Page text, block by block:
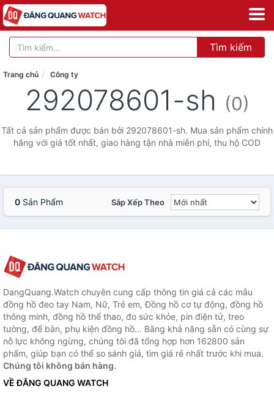
Tìm kiếm
Trang chủ Công ty
292078601-sh (0)
Tất cả sản phẩm được bán bởi 292078601-sh. Mua sản phẩm chính
hãng với giá tốt nhất, giao hàng tận nhà miễn phí, thu hộ COD
0 Sản Phẩm Sắp Xếp Theo
DangQuang.Watch chuyên cung cấp thông tin giá cả các mẫu
đồng hồ đeo tay Nam, Nữ, Trẻ em, Đồng hồ cơ tự động, đồng hồ
thông minh, đồng hồ thể thao, đo sức khỏe, pin điện tử, treo
tường, để bàn, phụ kiện đồng hồ... Bằng khả năng sẵn có cùng sự
nỗ lực không ngừng, chúng tôi đã tổng hợp hơn 162800 sản
phẩm, giúp bạn có thể so sánh giá, tìm giá rẻ nhất trước khi mua.
Chúng tôi không bán hàng.
VỀ ĐĂNG QUANG WATCH